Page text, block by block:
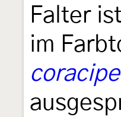
Falter
im